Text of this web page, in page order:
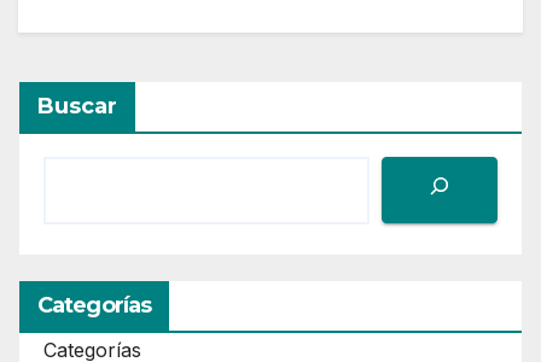
Buscar
Categorías
Categorías